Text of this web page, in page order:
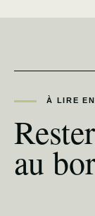
À LIRE
au